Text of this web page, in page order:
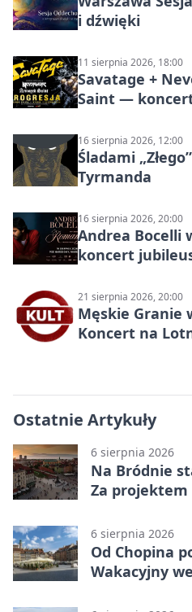
i dźwięki
11 sierpnia 2026, 18:00
Savatage +
Saint —
16 sierpnia 2026, 12:00
Śladami
Tyrmanda
16 sierpnia 2026, 20:00
Andrea Bocelli
koncert
21 sierpnia 2026, 20:00
Męskie Granie
Koncert na
Ostatnie Artykuły
6 sierpnia 2026
Na Bródnie
Za
6 sierpnia 2026
Od Chopina
Wakacyjny